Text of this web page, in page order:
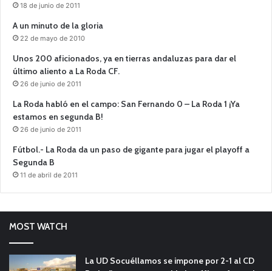
18 de junio de 2011
A un minuto de la gloria
22 de mayo de 2010
Unos 200 aficionados, ya en tierras andaluzas para dar el
último aliento a La Roda CF.
26 de junio de 2011
La Roda habló en el campo: San Fernando 0 – La Roda 1 ¡Ya
estamos en segunda B!
26 de junio de 2011
Fútbol.- La Roda da un paso de gigante para jugar el playoff a
Segunda B
11 de abril de 2011
MOST WATCH
La UD Socuéllamos se impone por 2-1 al CD